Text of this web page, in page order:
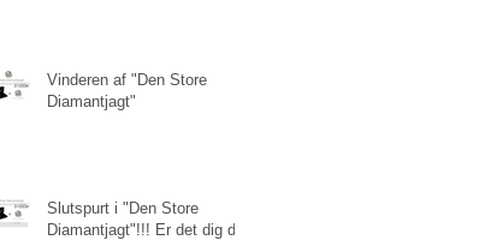
Vinderen af "Den Store
Diamantjagt"
Slutspurt i "Den Store
Diamantjagt"!!! Er det dig der